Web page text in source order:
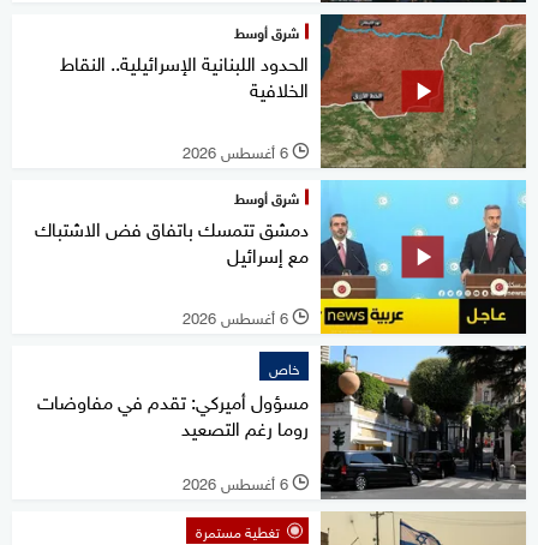
شرق أوسط
الحدود اللبنانية الإسرائيلية.. النقاط
الخلافية
l 6 أغسطس 2026
شرق أوسط
دمشق تتمسك باتفاق فض الاشتباك
مع إسرائيل
l 6 أغسطس 2026
خاص
مسؤول أميركي: تقدم في مفاوضات
روما رغم التصعيد
l 6 أغسطس 2026
تغطية مستمرة